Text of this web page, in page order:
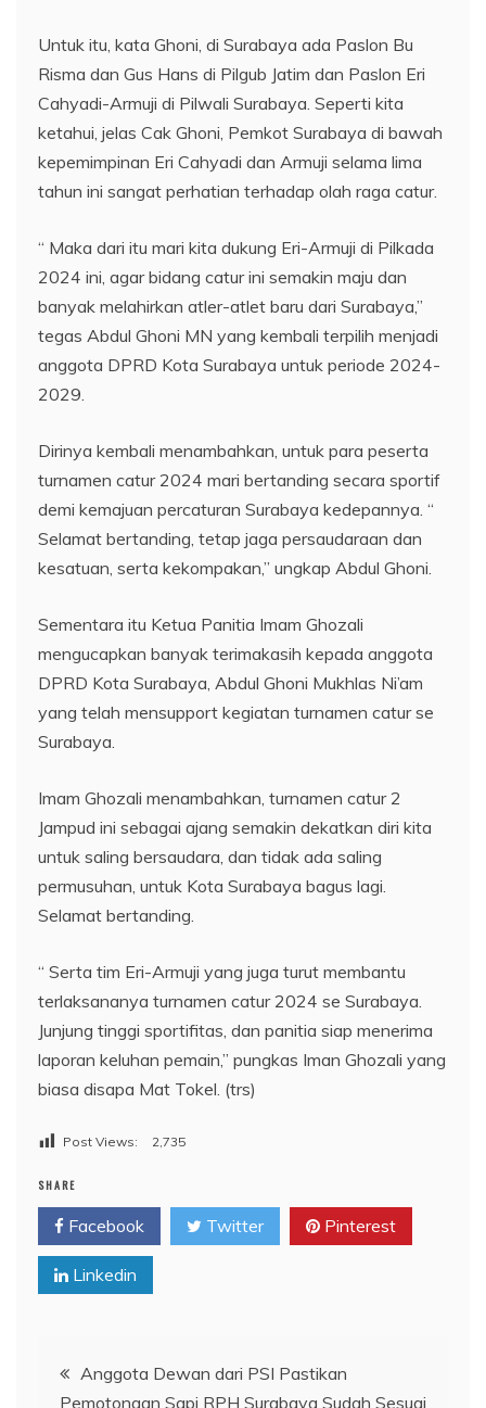
Untuk itu, kata Ghoni, di Surabaya ada Paslon Bu
Risma dan Gus Hans di Pilgub Jatim dan Paslon Eri
Cahyadi-Armuji di Pilwali Surabaya. Seperti kita
ketahui, jelas Cak Ghoni, Pemkot Surabaya di bawah
kepemimpinan Eri Cahyadi dan Armuji selama lima
tahun ini sangat perhatian terhadap olah raga catur.
“ Maka dari itu mari kita dukung Eri-Armuji di Pilkada
2024 ini, agar bidang catur ini semakin maju dan
banyak melahirkan atler-atlet baru dari Surabaya,”
tegas Abdul Ghoni MN yang kembali terpilih menjadi
anggota DPRD Kota Surabaya untuk periode 2024-
2029.
Dirinya kembali menambahkan, untuk para peserta
turnamen catur 2024 mari bertanding secara sportif
demi kemajuan percaturan Surabaya kedepannya. “
Selamat bertanding, tetap jaga persaudaraan dan
kesatuan, serta kekompakan,” ungkap Abdul Ghoni.
Sementara itu Ketua Panitia Imam Ghozali
mengucapkan banyak terimakasih kepada anggota
DPRD Kota Surabaya, Abdul Ghoni Mukhlas Ni’am
yang telah mensupport kegiatan turnamen catur se
Surabaya.
Imam Ghozali menambahkan, turnamen catur 2
Jampud ini sebagai ajang semakin dekatkan diri kita
untuk saling bersaudara, dan tidak ada saling
permusuhan, untuk Kota Surabaya bagus lagi.
Selamat bertanding.
“ Serta tim Eri-Armuji yang juga turut membantu
terlaksananya turnamen catur 2024 se Surabaya.
Junjung tinggi sportifitas, dan panitia siap menerima
laporan keluhan pemain,” pungkas Iman Ghozali yang
biasa disapa Mat Tokel. (trs)
Post Views: 2,735
SHARE
Facebook Twitter Pinterest
Linkedin
Navigasi
Anggota Dewan dari PSI Pastikan
Pemotongan Sapi RPH Surabaya Sudah Sesuai